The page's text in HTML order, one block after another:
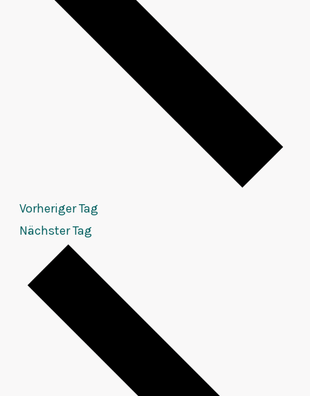
Vorheriger Tag
Nächster Tag